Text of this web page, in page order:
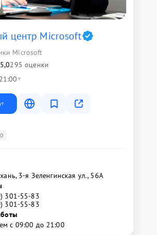
центр Microsoft
Microsoft
5,0295 оценки
3-я Зеленгинская ул., 56А
301-55-83
301-55-83
с 09:00 до 21:00